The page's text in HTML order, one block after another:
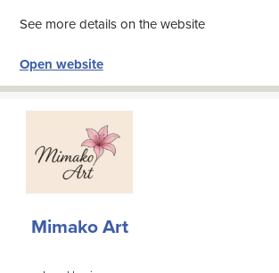
See more details on the website
Open website
Mimako Art